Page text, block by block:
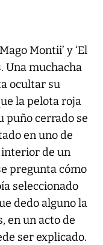
Montii’ y ‘El
Una muchacha
ocultar su
la pelota roja
puño cerrado se
en uno de
interior de un
pregunta cómo
seleccionado
dedo alguno la
en un acto de
ser explicado.